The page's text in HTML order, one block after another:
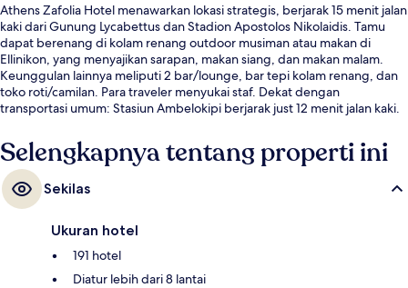
Athens Zafolia Hotel menawarkan lokasi strategis, berjarak 15 menit jalan
kaki dari Gunung Lycabettus dan Stadion Apostolos Nikolaidis. Tamu
dapat berenang di kolam renang outdoor musiman atau makan di
Ellinikon, yang menyajikan sarapan, makan siang, dan makan malam.
Keunggulan lainnya meliputi 2 bar/lounge, bar tepi kolam renang, dan
toko roti/camilan. Para traveler menyukai staf. Dekat dengan
transportasi umum: Stasiun Ambelokipi berjarak just 12 menit jalan kaki.
Selengkapnya tentang properti ini
Sekilas
Ukuran hotel
191 hotel
Diatur lebih dari 8 lantai